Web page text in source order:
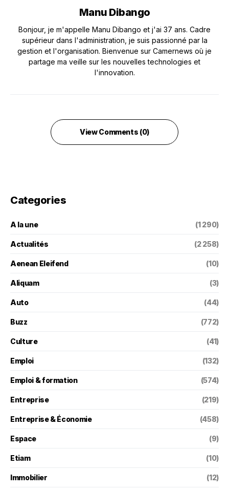
Manu Dibango
Bonjour, je m'appelle Manu Dibango et j'ai 37 ans. Cadre
supérieur dans l'administration, je suis passionné par la
gestion et l'organisation. Bienvenue sur Camernews où je
partage ma veille sur les nouvelles technologies et
l'innovation.
View Comments (0)
Categories
A la une (1 290)
Actualités (2 258)
Aenean Eleifend (10)
Aliquam (3)
Auto (44)
Buzz (772)
Culture (41)
Emploi (132)
Emploi & formation (574)
Entreprise (219)
Entreprise & Économie (458)
Espace (9)
Etiam (10)
Immobilier (12)